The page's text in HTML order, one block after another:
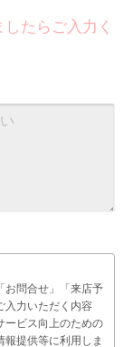
たらご入力く
お問合せ」「来店予
入力いただく内容
ービス向上のための
提供等に利用しま